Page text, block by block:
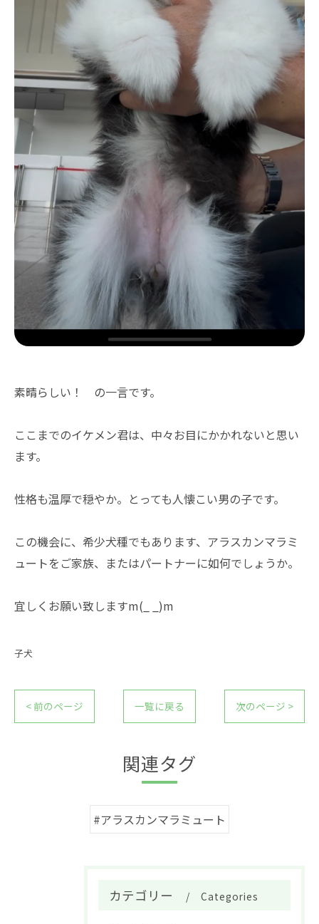
素晴らしい！ の一言です。
ここまでのイケメン君は、中々お目にかかれないと思い
ます。
性格も温厚で穏やか。とっても人懐こい男の子です。
この機会に、希少犬種でもあります、アラスカンマラミ
ュートをご家族、またはパートナーに如何でしょうか。
宜しくお願い致しますm(_ _)m
子犬
< 前のページ 一覧に戻る 次のページ >
関連タグ
#アラスカンマラミュート
カテゴリー Categories